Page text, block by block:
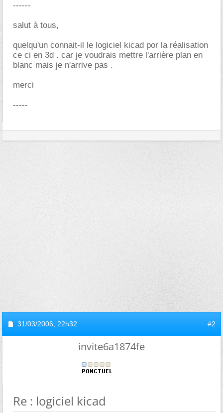
------
salut à tous,
quelqu'un connait-il le logiciel kicad por la réalisation
ce ci en 3d . car je voudrais mettre l'arrière plan en
blanc mais je n'arrive pas .
merci
-----
31/03/2006, 22h32 #2
invite6a1874fe
Re : logiciel kicad